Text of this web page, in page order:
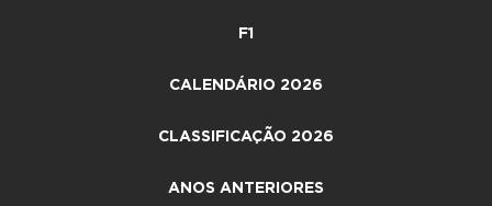
F1
CALENDÁRIO 2026
CLASSIFICAÇÃO 2026
ANOS ANTERIORES